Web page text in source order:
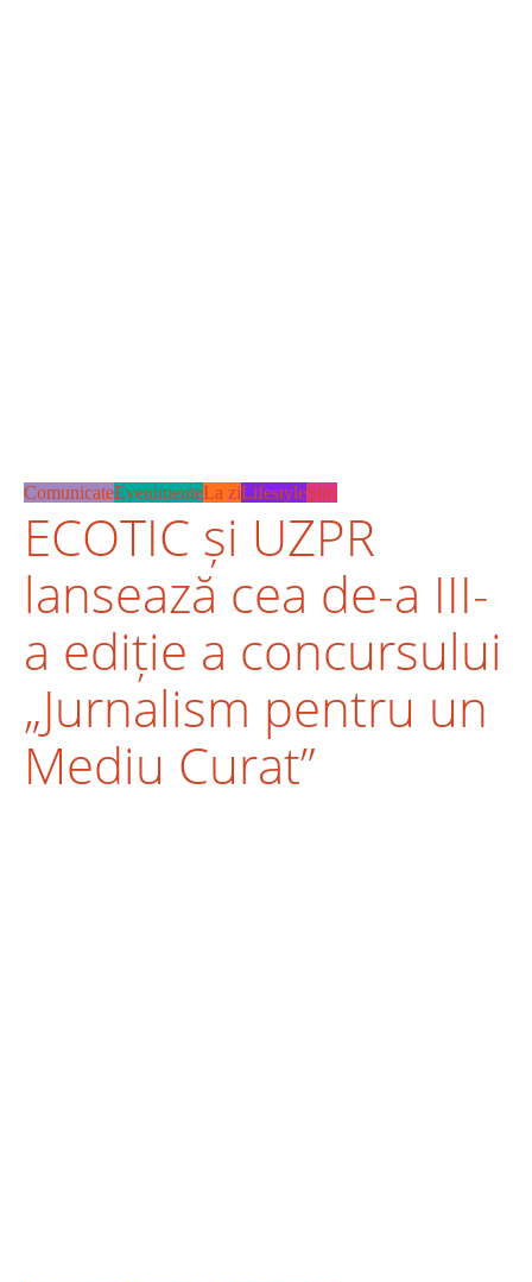
ComunicateEvenimenteLa ziLifestyleŞtiri
ECOTIC și UZPR
lansează cea de-a III-
a ediție a concursului
„Jurnalism pentru un
Mediu Curat”